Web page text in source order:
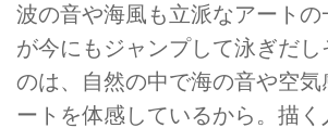
波の音や海風も立派なアートの
が今にもジャンプして泳ぎだし
のは、自然の中で海の音や空気
ートを体感しているから。描く